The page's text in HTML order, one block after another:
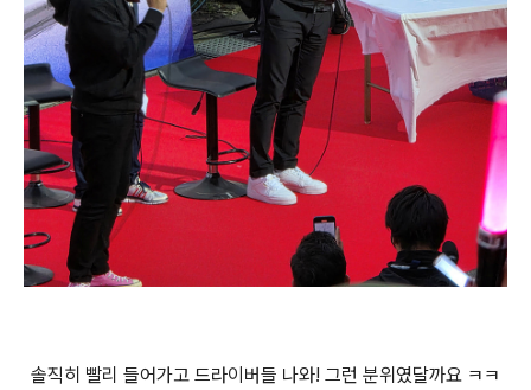
솔직히 빨리 들어가고 드라이버들 나와! 그런 분위였달까요 ㅋㅋ